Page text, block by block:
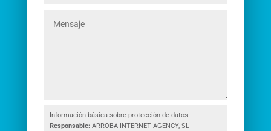
Información básica sobre protección de datos
Responsable: ARROBA INTERNET AGENCY, SL